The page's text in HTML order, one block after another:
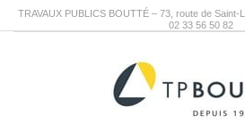
TRAVAUX PUBLICS BOUTTÉ – 73, route de Saint-
02 33 56 50 82